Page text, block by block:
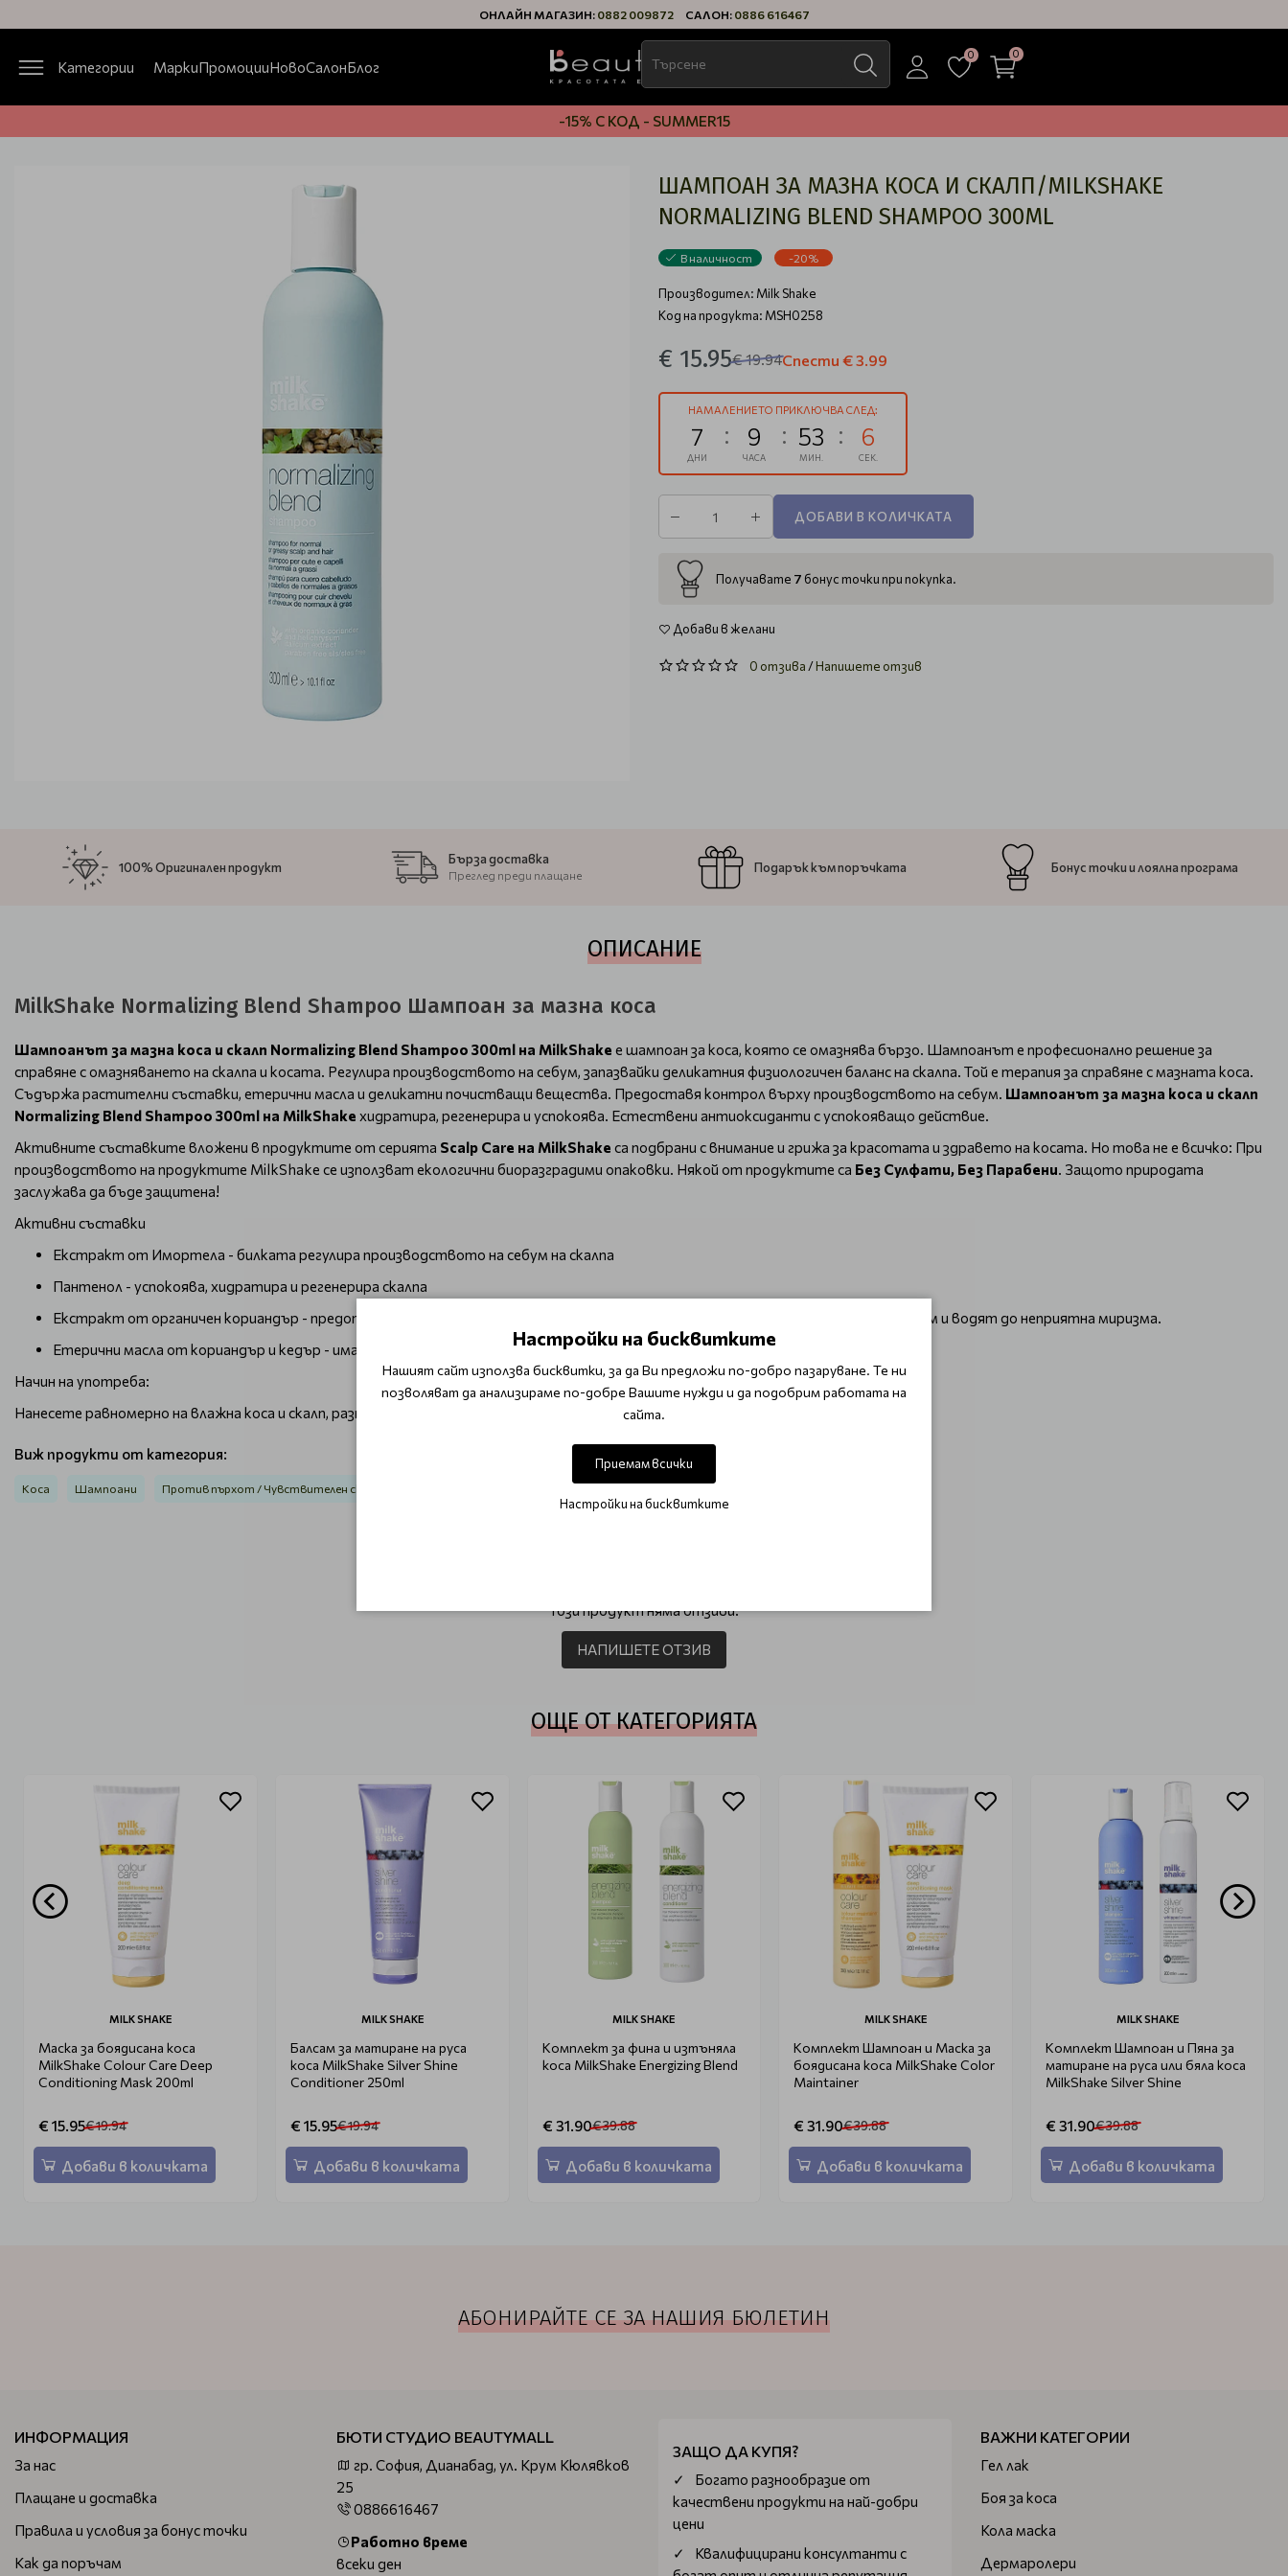
ОНЛАЙН МАГАЗИН: 0882 009872 САЛОН: 0886 616467
Категории МаркиПромоцииНовоСалонБлог
0 0
-15% С КОД - SUMMER15
ШАМПОАН ЗА МАЗНА КОСА И СКАЛП/MILKSHAKE
NORMALIZING BLEND SHAMPOO 300ML
В наличност -20%
Производител: Milk Shake
Код на продукта: MSH0258
€ 15.95€ 19.94Спести € 3.99
НАМАЛЕНИЕТО ПРИКЛЮЧВА СЛЕД:
7
ДНИ
9
ЧАСА
53
МИН.
6
СЕК.
ДОБАВИ В КОЛИЧКАТА
Получавате 7 бонус точки при покупка.
Добави в желани
0 отзива/Напишете отзив
100% Оригинален продукт
Бърза доставка
Преглед преди плащане
Подарък към поръчката Бонус точки и лоялна програма
ОПИСАНИЕ
MilkShake Normalizing Blend Shampoo Шампоан за мазна коса
Шампоанът за мазна коса и скалп Normalizing Blend Shampoo 300ml на MilkShake е шампоан за коса, която се омазнява бързо. Шампоанът е професионално решение за
справяне с омазняването на скалпа и косата. Регулира производството на себум, запазвайки деликатния физиологичен баланс на скалпа. Той е терапия за справяне с мазната коса.
Съдържа растителни съставки, етерични масла и деликатни почистващи вещества. Предоставя контрол върху производството на себум. Шампоанът за мазна коса и скалп
Normalizing Blend Shampoo 300ml на MilkShake хидратира, регенерира и успокоява. Естествени антиоксиданти с успокояващо действие.
Активните съставките вложени в продуктите от серията Scalp Care на MilkShake са подбрани с внимание и грижа за красотата и здравето на косата. Но това не е всичко: При
производството на продуктите MilkShake се използват екологични биоразградими опаковки. Някой от продуктите са Без Сулфати, Без Парабени. Защото природата
заслужава да бъде защитена!
Активни съставки
Екстракт от Имортела - билката регулира производството на себум на скалпа
Пантенол - успокоява, хидратира и регенерира скалпа
Екстракт от органичен кориандър - предотвратявадействието на свободните радикали, които оксидират отделения себум и водят до неприятна миризма.
Етерични масла от кориандър и кедър - имат успокояващо действие и са естествени антиоксиданти
Начин на употреба:
Нанесете равномерно на влажна коса и скалп, разпенете и изплакнете. Повторете, ако е необходимо. Използвайте хладка вода!
Виж продукти от категория:
Коса Шампоани Против пърхот / Чувствителен скалп
Този продукт няма отзиви.
НАПИШЕТЕ ОТЗИВ
ОЩЕ ОТ КАТЕГОРИЯТА
MILK SHAKE
Маска за боядисана коса
MilkShake Colour Care Deep
Conditioning Mask 200ml
€ 15.95€ 19.94
Добави в количката
MILK SHAKE
Балсам за матиране на руса
коса MilkShake Silver Shine
Conditioner 250ml
€ 15.95€ 19.94
Добави в количката
MILK SHAKE
Комплект за фина и изтъняла
коса MilkShake Energizing Blend
€ 31.90€ 39.88
Добави в количката
MILK SHAKE
Комплект Шампоан и Маска за
боядисана коса MilkShake Color
Maintainer
€ 31.90€ 39.88
Добави в количката
MILK SHAKE
Комплект Шампоан и Пяна за
матиране на руса или бяла коса
MilkShake Silver Shine
€ 31.90€ 39.88
Добави в количката
АБОНИРАЙТЕ СЕ ЗА НАШИЯ БЮЛЕТИН
ИНФОРМАЦИЯ
За нас
Плащане и доставка
Правила и условия за бонус точки
Как да поръчам
БЮТИ СТУДИО BEAUTYMALL
гр. София, Дианабад, ул. Крум Кюлявков
25
0886616467
Работно време
всеки ден
ЗАЩО ДА КУПЯ?
Богатo разнообразие от
качествени продукти на най-добри
цени
Квалифицирани консултанти с
ВАЖНИ КАТЕГОРИИ
Гел лак
Боя за коса
Кола маска
Дермаролери
Настройки на бисквитките
Нашият сайт използва бисквитки, за да Ви предложи по-добро пазаруване. Те ни
позволяват да анализираме по-добре Вашите нужди и да подобрим работата на
сайта.
Приемам всички
Настройки на бисквитките